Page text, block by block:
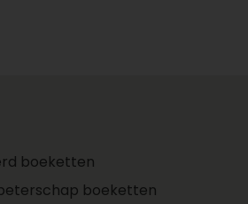
boeketten
boeketten